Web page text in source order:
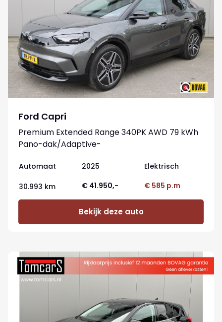
Ford Capri
Premium Extended Range 340PK AWD 79 kWh
Pano-dak/Adaptive-
Automaat 2025 Elektrisch
30.993 km € 41.950,- € 585 p.m
Bekijk deze auto